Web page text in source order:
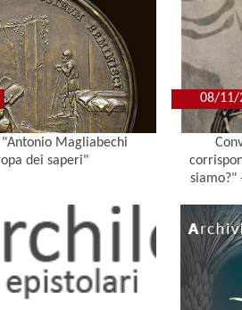
"Antonio Magliabechi
dei saperi"
08/11/
siamo?"